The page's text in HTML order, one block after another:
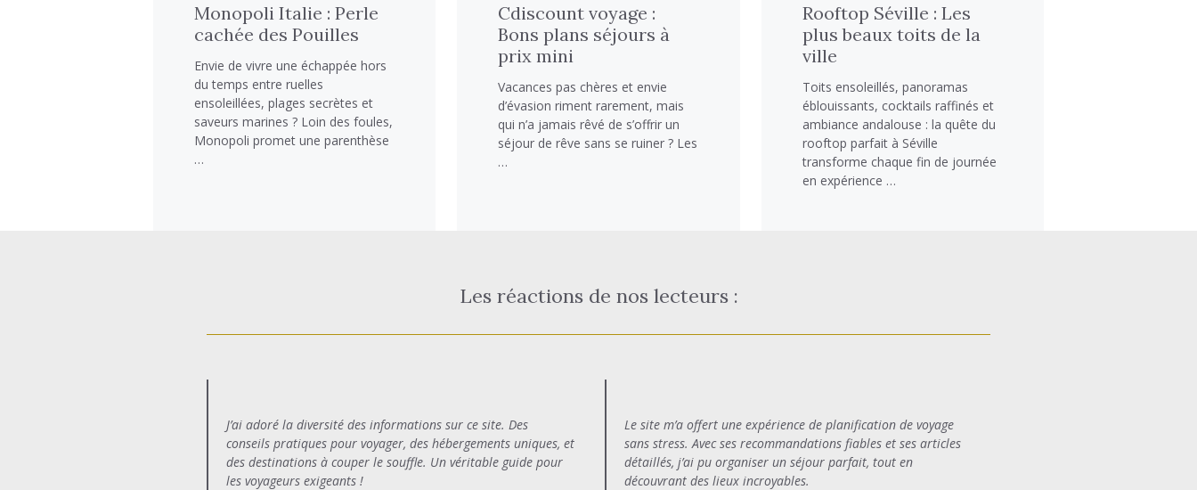
Monopoli Italie : Perle
cachée des Pouilles
Envie de vivre une échappée hors
du temps entre ruelles
ensoleillées, plages secrètes et
saveurs marines ? Loin des foules,
Monopoli promet une parenthèse
…
Cdiscount voyage :
Bons plans séjours à
prix mini
Vacances pas chères et envie
d’évasion riment rarement, mais
qui n’a jamais rêvé de s’offrir un
séjour de rêve sans se ruiner ? Les
…
Rooftop Séville : Les
plus beaux toits de la
ville
Toits ensoleillés, panoramas
éblouissants, cocktails raffinés et
ambiance andalouse : la quête du
rooftop parfait à Séville
transforme chaque fin de journée
en expérience …
Les réactions de nos lecteurs :
J’ai adoré la diversité des informations sur ce site. Des
conseils pratiques pour voyager, des hébergements uniques, et
des destinations à couper le souffle. Un véritable guide pour
les voyageurs exigeants !
Le site m’a offert une expérience de planification de voyage
sans stress. Avec ses recommandations fiables et ses articles
détaillés, j’ai pu organiser un séjour parfait, tout en
découvrant des lieux incroyables.